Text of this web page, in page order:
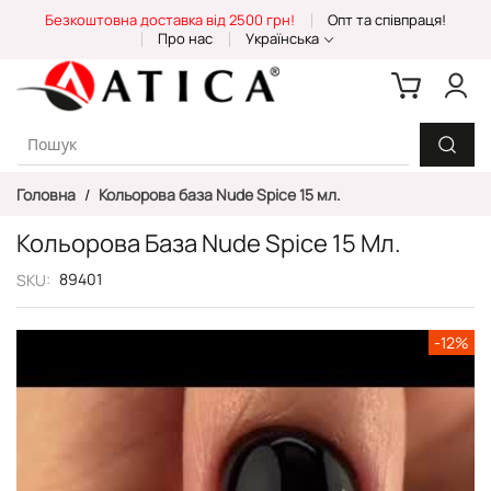
Content
Безкоштовна доставка від 2500 грн!
Опт та співпраця!
Про нас
Українська
Головна Кольорова база Nude Spice 15 мл.
Кольорова База Nude Spice 15 Мл.
SKU 89401
кінця
-12%